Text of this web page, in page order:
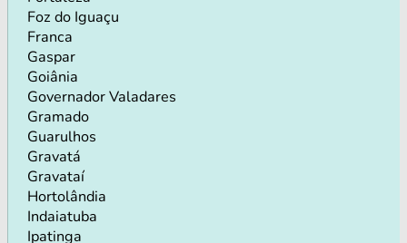
Foz do Iguaçu
Franca
Gaspar
Goiânia
Governador Valadares
Gramado
Guarulhos
Gravatá
Gravataí
Hortolândia
Indaiatuba
Ipatinga